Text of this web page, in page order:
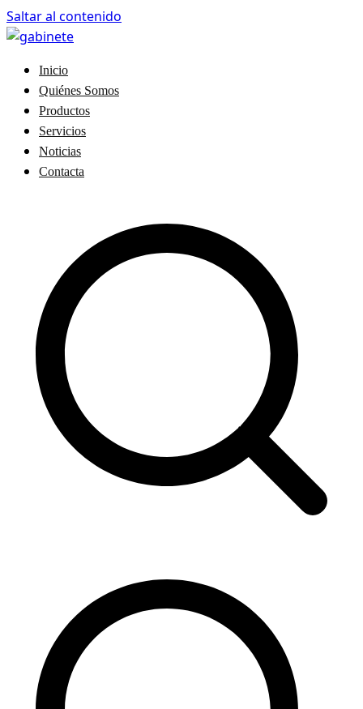
Saltar al contenido
Gabinete de Mediadores de Seguros – Ruiz Re Jerez
Correduría de Seguros - Jerez de la Frontera , Cadiz.
Seguros de vida, decesos, hogar, salud.
Inicio
Quiénes Somos
Productos
Servicios
Noticias
Contacta